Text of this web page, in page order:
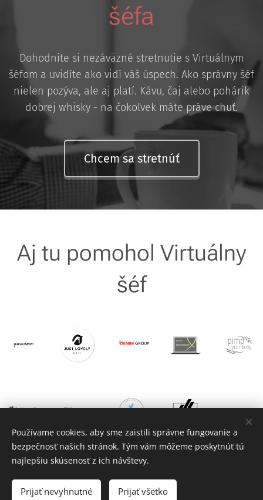
šéfa
Dohodnite si nezáväzné stretnutie s Virtuálnym
šéfom a uvidíte ako vidí váš úspech. Ako správny šéf
nielen pozýva, ale aj platí. Kávu, čaj alebo pohárik
dobrej whisky - na čokoľvek máte práve chuť.
Chcem sa stretnúť
Aj tu pomohol Virtuálny
šéf
© 2025 InUP s.r.o., IČO: 50140809
Používame cookies, aby sme zaistili správne fungovanie a
bezpečnosť našich stránok. Tým vám môžeme poskytnúť tú
najlepšiu skúsenosť z ich návštevy.
Prijať nevyhnutné Prijať všetko